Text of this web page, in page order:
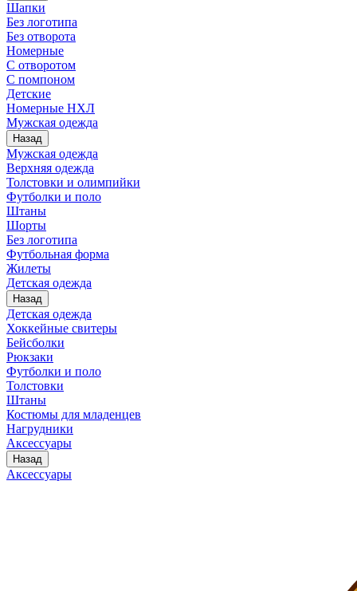
Шапки
Без логотипа
Без отворота
Номерные
С отворотом
С помпоном
Детские
Номерные НХЛ
Мужская одежда
Назад
Мужская одежда
Верхняя одежда
Толстовки и олимпийки
Футболки и поло
Штаны
Шорты
Без логотипа
Футбольная форма
Жилеты
Детская одежда
Назад
Детская одежда
Хоккейные свитеры
Бейсболки
Рюкзаки
Футболки и поло
Толстовки
Штаны
Костюмы для младенцев
Нагрудники
Аксессуары
Назад
Аксессуары